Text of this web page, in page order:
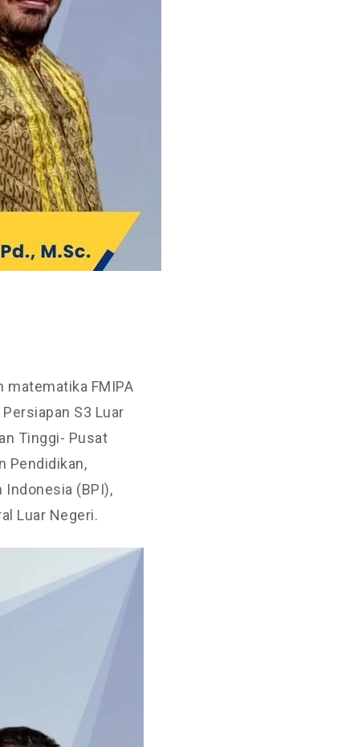
matematika FMIPA
S3 Luar
Tinggi- Pusat
Pendidikan,
Indonesia (BPI),
Luar Negeri.